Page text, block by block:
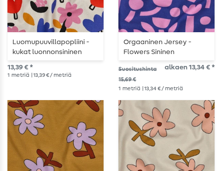
Luomupuuvillapopliini -
kukat luonnonsininen
13,39 € *
1 metriä | 13,39 € / metriä
Orgaaninen Jersey -
Flowers Sininen
Suositushinta
15,69 €
alkaen 13,34 € *
1 metriä | 13,34 € / metriä